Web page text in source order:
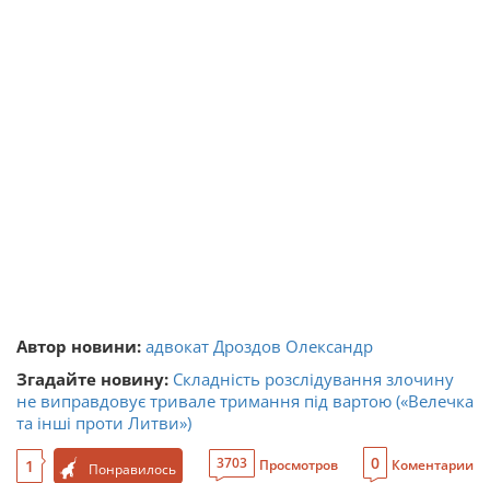
Автор новини: адвокат Дроздов Олександр
Згадайте новину: Складність розслідування злочину
не виправдовує тривале тримання під вартою («Велечка
та інші проти Литви»)
1 Понравилось 3703 Просмотров 0 Коментарии